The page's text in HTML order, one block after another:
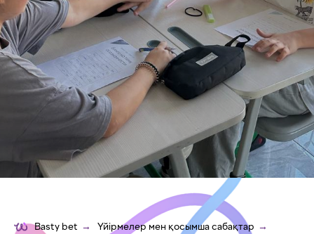
Basty bet → Үйірмелер мен қосымша сабақтар →